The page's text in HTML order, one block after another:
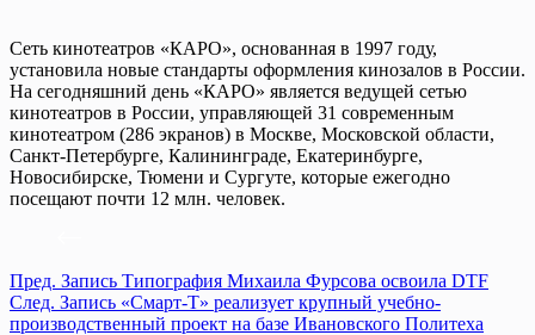
Сеть кинотеатров «КАРО», основанная в 1997 году,
установила новые стандарты оформления кинозалов в России.
На сегодняшний день «КАРО» является ведущей сетью
кинотеатров в России, управляющей 31 современным
кинотеатром (286 экранов) в Москве, Московской области,
Санкт-Петербурге, Калининграде, Екатеринбурге,
Новосибирске, Тюмени и Сургуте, которые ежегодно
посещают почти 12 млн. человек.
Пред. Запись Типография Михаила Фурсова освоила DTF
След. Запись «Смарт-Т» реализует крупный учебно-
производственный проект на базе Ивановского Политеха